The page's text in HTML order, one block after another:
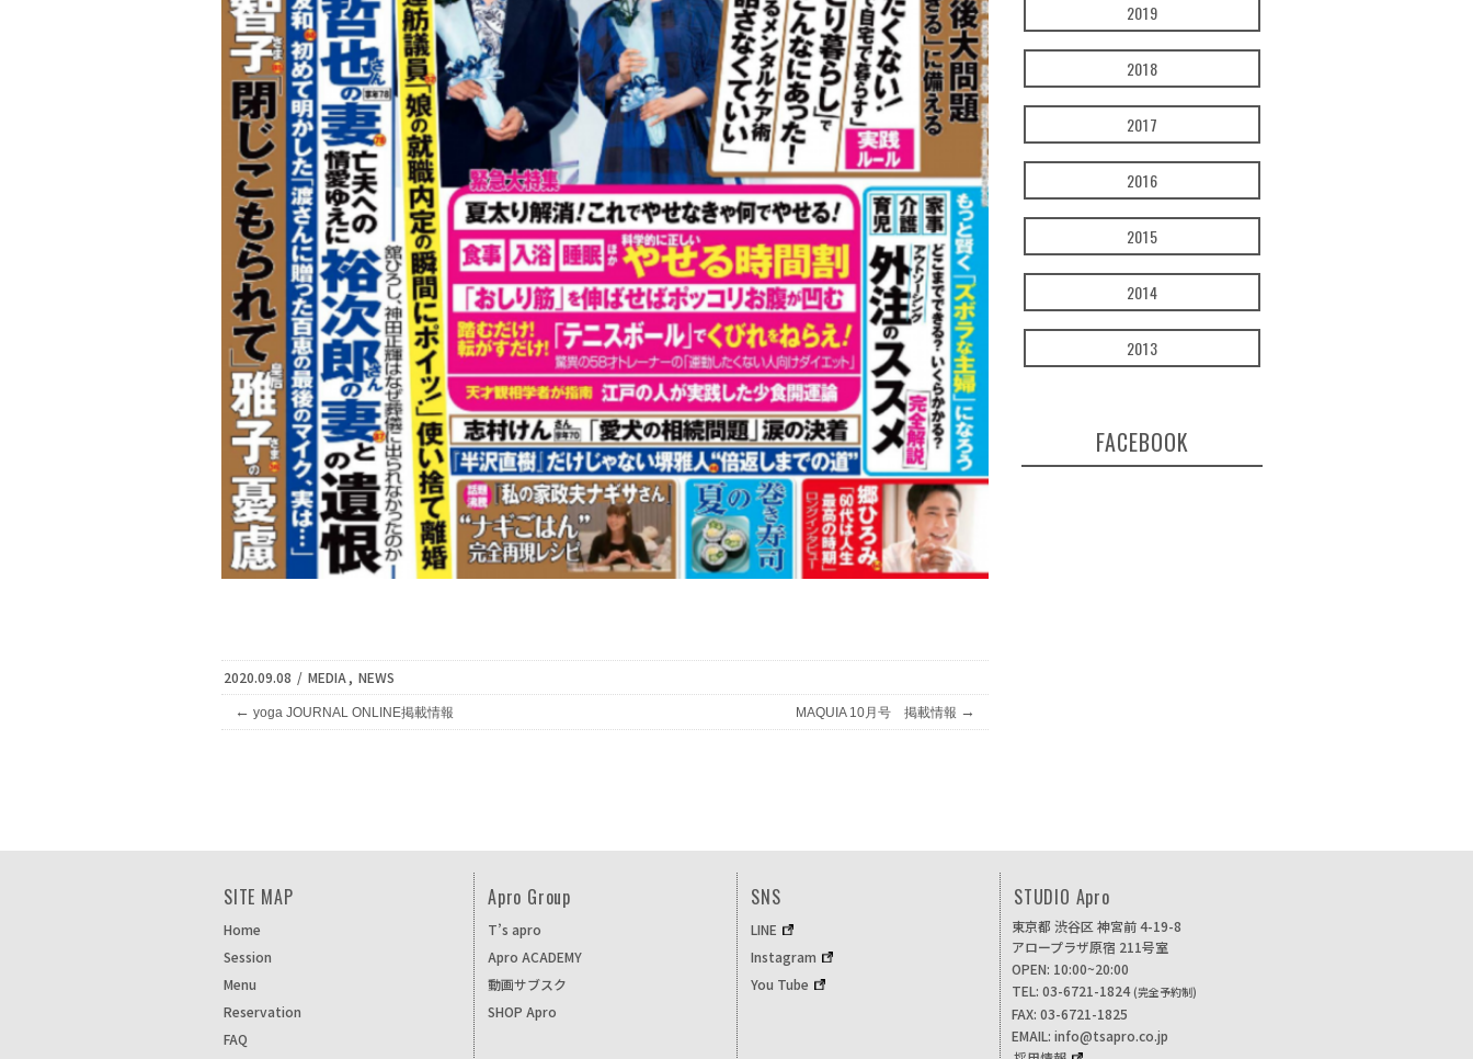
2020.09.08 / MEDIA, NEWS
← yoga JOURNAL ONLINE掲載情報 MAQUIA 10月号 掲載情報 →
2019
2018
2017
2016
2015
2014
2013
FACEBOOK
SITE MAP
Home
Session
Menu
Reservation
FAQ
Apro Group
T’s apro
Apro ACADEMY
動画サブスク
SHOP Apro
SNS
LINE
Instagram
You Tube
STUDIO Apro
東京都 渋谷区 神宮前 4-19-8
アロープラザ原宿 211号室
OPEN: 10:00~20:00
TEL: 03-6721-1824(完全予約制)
FAX: 03-6721-1825
EMAIL: info@tsapro.co.jp